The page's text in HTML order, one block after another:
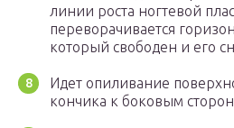
линии роста ногтевой
переворачивается
который свободен и его
Идет опиливание
кончика к боковым